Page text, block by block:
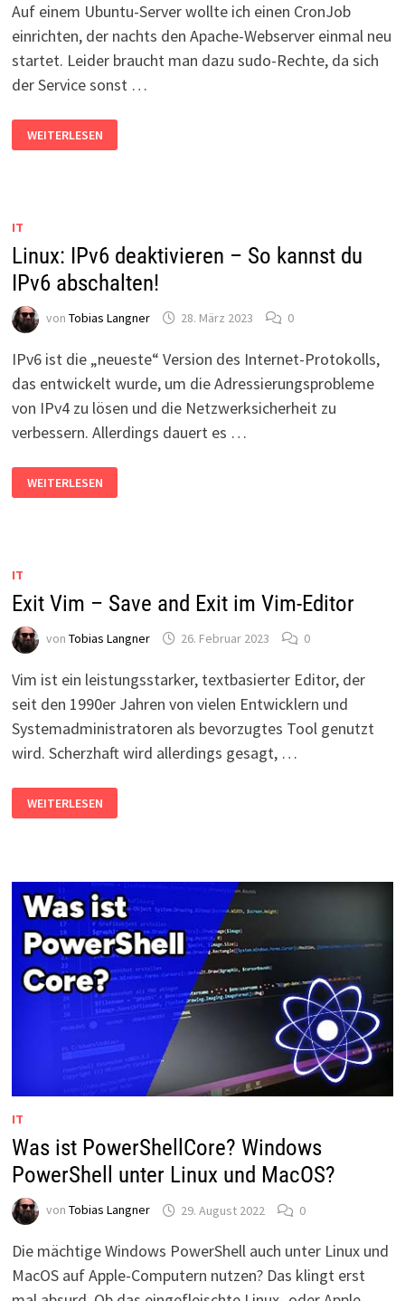
Auf einem Ubuntu-Server wollte ich einen CronJob
einrichten, der nachts den Apache-Webserver einmal neu
startet. Leider braucht man dazu sudo-Rechte, da sich
der Service sonst …
MIT
SUDO-
WEITERLESEN
IT
Linux: IPv6 deaktivieren – So kannst du
IPv6 abschalten!
von Tobias Langner 28. März 2023 0
IPv6 ist die „neueste“ Version des Internet-Protokolls,
das entwickelt wurde, um die Adressierungsprobleme
von IPv4 zu lösen und die Netzwerksicherheit zu
verbessern. Allerdings dauert es …
IPV6
DEAKTIVIEREN
WEITERLESEN
IT
Exit Vim – Save and Exit im Vim-Editor
von Tobias Langner 26. Februar 2023 0
Vim ist ein leistungsstarker, textbasierter Editor, der
seit den 1990er Jahren von vielen Entwicklern und
Systemadministratoren als bevorzugtes Tool genutzt
wird. Scherzhaft wird allerdings gesagt, …
VIM
–
VIM-
EDITOR
WEITERLESEN
IT
Was ist PowerShellCore? Windows
PowerShell unter Linux und MacOS?
von Tobias Langner 29. August 2022 0
Die mächtige Windows PowerShell auch unter Linux und
MacOS auf Apple-Computern nutzen? Das klingt erst